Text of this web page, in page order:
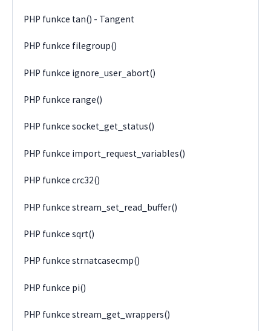
PHP funkce tan() - Tangent
PHP funkce filegroup()
PHP funkce ignore_user_abort()
PHP funkce range()
PHP funkce socket_get_status()
PHP funkce import_request_variables()
PHP funkce crc32()
PHP funkce stream_set_read_buffer()
PHP funkce sqrt()
PHP funkce strnatcasecmp()
PHP funkce pi()
PHP funkce stream_get_wrappers()